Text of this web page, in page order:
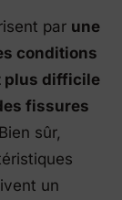
par une
conditions
plus difficile
fissures
sûr,
un